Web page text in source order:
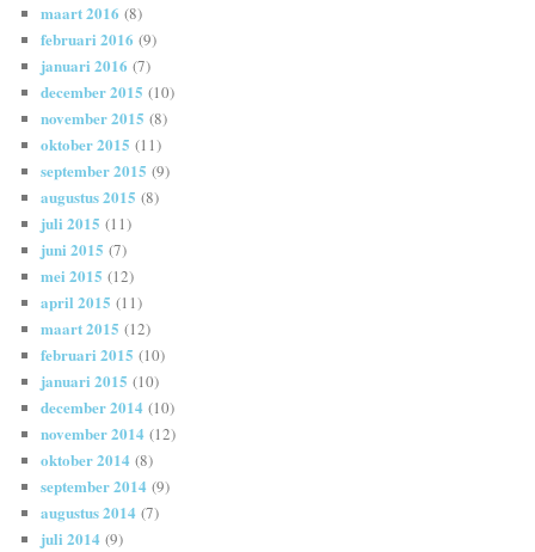
maart 2016 (8)
februari 2016 (9)
januari 2016 (7)
december 2015 (10)
november 2015 (8)
oktober 2015 (11)
september 2015 (9)
augustus 2015 (8)
juli 2015 (11)
juni 2015 (7)
mei 2015 (12)
april 2015 (11)
maart 2015 (12)
februari 2015 (10)
januari 2015 (10)
december 2014 (10)
november 2014 (12)
oktober 2014 (8)
september 2014 (9)
augustus 2014 (7)
juli 2014 (9)